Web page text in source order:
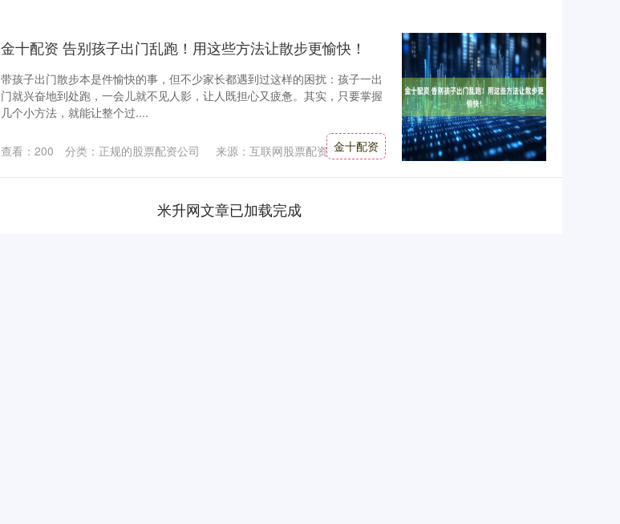
金十配资 告别孩子出门乱跑！用这些方法让散步更愉快！
带孩子出门散步本是件愉快的事，但不少家长都遇到过这样的困扰：孩子一出
门就兴奋地到处跑，一会儿就不见人影，让人既担心又疲惫。其实，只要掌握
几个小方法，就能让整个过....
金十配资
来源：互联网股票配资
查看： 200 分类： 正规的股票配资公司
米升网文章已加载完成